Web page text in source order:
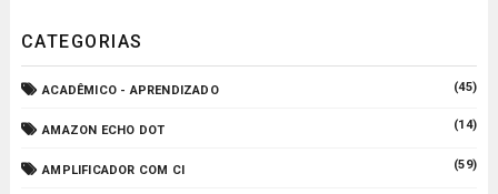
CATEGORIAS
ACADÊMICO - APRENDIZADO (45)
AMAZON ECHO DOT (14)
AMPLIFICADOR COM CI (59)